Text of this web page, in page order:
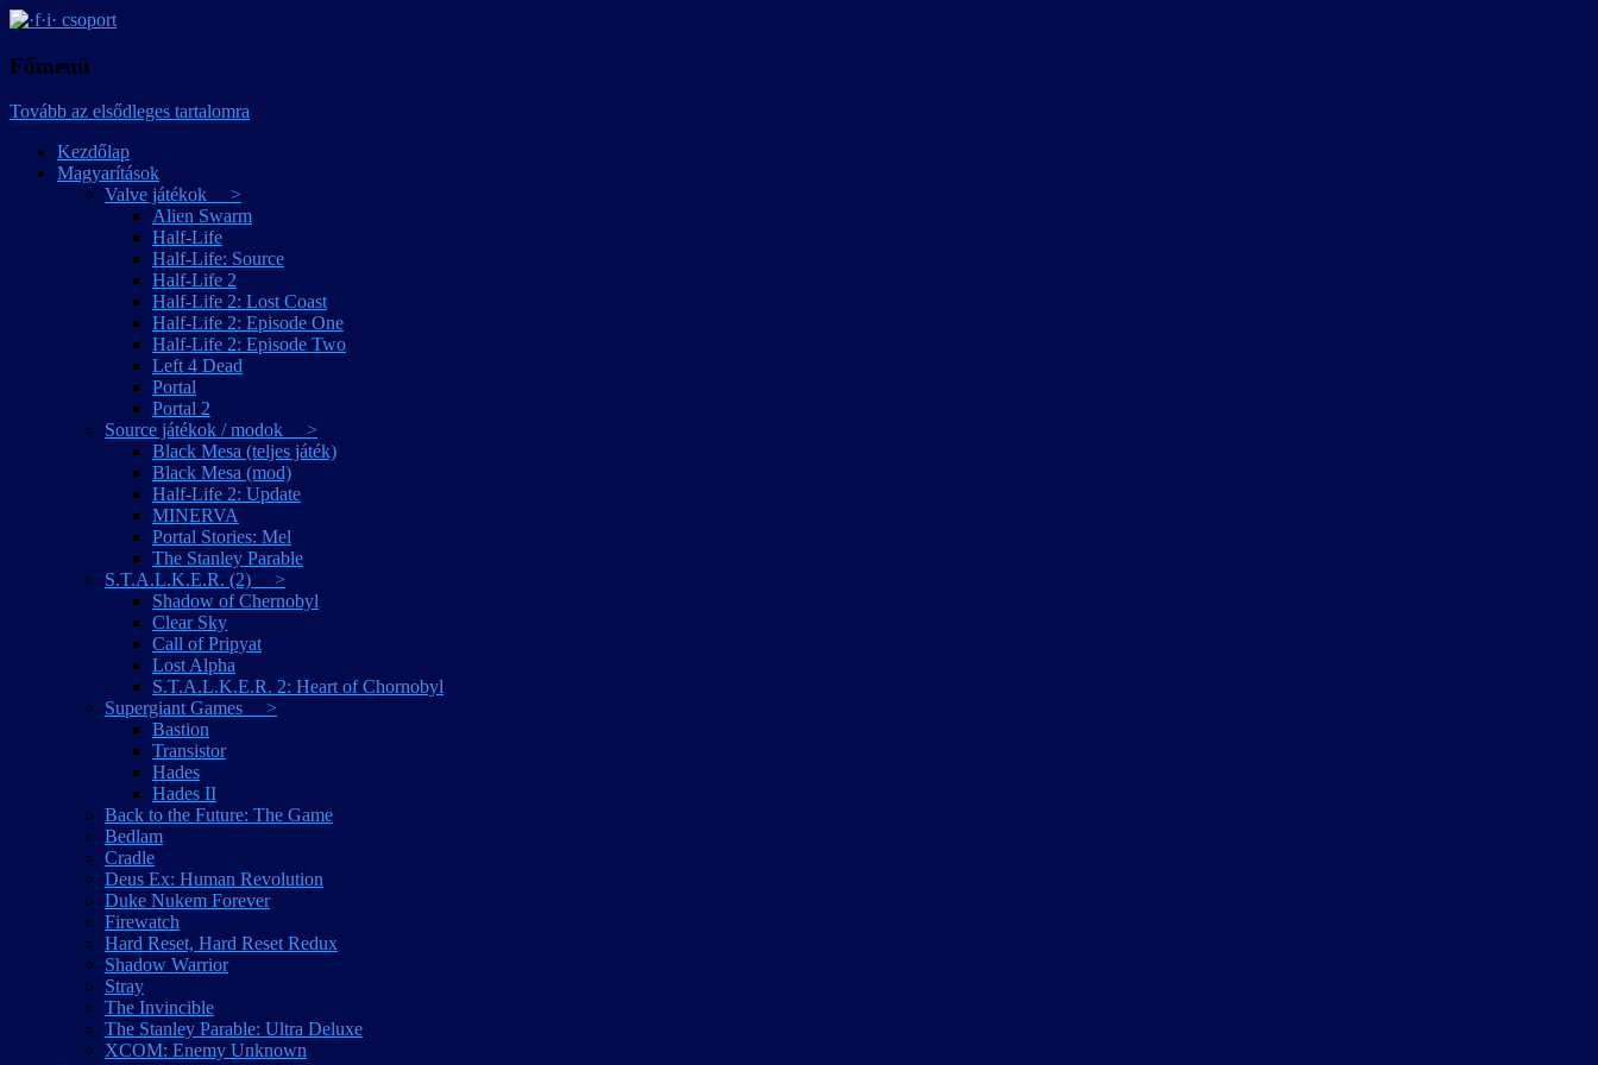
·f·i· csoport
Főmenü
Tovább az elsődleges tartalomra
Kezdőlap
Magyarítások
Valve játékok >
Alien Swarm
Half-Life
Half-Life: Source
Half-Life 2
Half-Life 2: Lost Coast
Half-Life 2: Episode One
Half-Life 2: Episode Two
Left 4 Dead
Portal
Portal 2
Source játékok / modok >
Black Mesa (teljes játék)
Black Mesa (mod)
Half-Life 2: Update
MINERVA
Portal Stories: Mel
The Stanley Parable
S.T.A.L.K.E.R. (2) >
Shadow of Chernobyl
Clear Sky
Call of Pripyat
Lost Alpha
S.T.A.L.K.E.R. 2: Heart of Chornobyl
Supergiant Games >
Bastion
Transistor
Hades
Hades II
Back to the Future: The Game
Bedlam
Cradle
Deus Ex: Human Revolution
Duke Nukem Forever
Firewatch
Hard Reset, Hard Reset Redux
Shadow Warrior
Stray
The Invincible
The Stanley Parable: Ultra Deluxe
XCOM: Enemy Unknown